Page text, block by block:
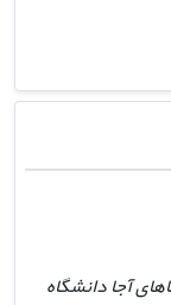
آجا دانشگاه